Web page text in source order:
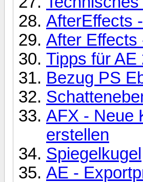
AfterEffects
After Effects
Tipps für
Bezug PS
AFX - Neue
erstellen
Spiegelkugel
AE -